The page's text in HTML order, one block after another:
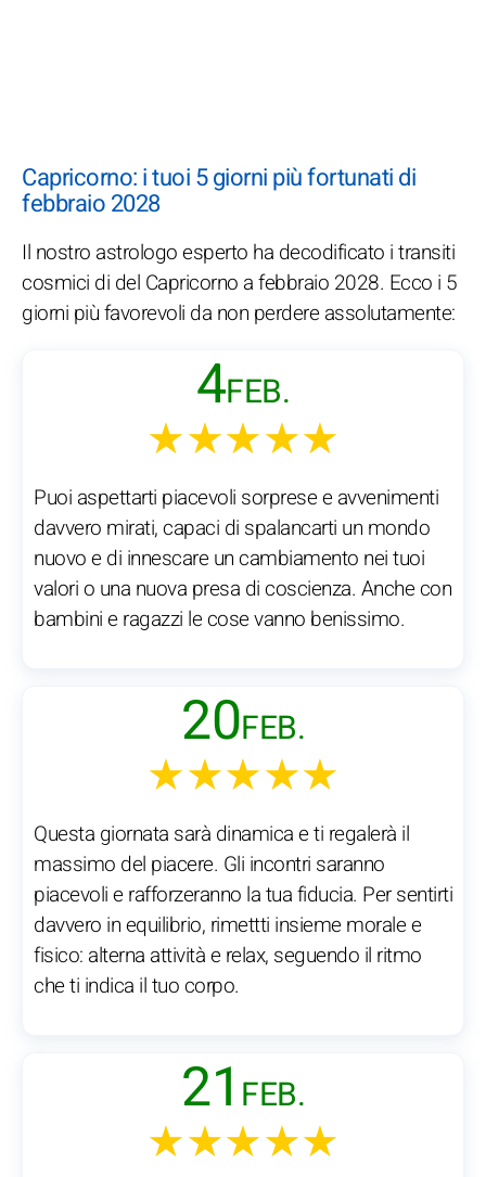
Capricorno: i tuoi 5 giorni più fortunati di
febbraio 2028
Il nostro astrologo esperto ha decodificato i transiti
cosmici di del Capricorno a febbraio 2028. Ecco i 5
giorni più favorevoli da non perdere assolutamente:
4FEB.
★★★★★
Puoi aspettarti piacevoli sorprese e avvenimenti
davvero mirati, capaci di spalancarti un mondo
nuovo e di innescare un cambiamento nei tuoi
valori o una nuova presa di coscienza. Anche con
bambini e ragazzi le cose vanno benissimo.
20FEB.
★★★★★
Questa giornata sarà dinamica e ti regalerà il
massimo del piacere. Gli incontri saranno
piacevoli e rafforzeranno la tua fiducia. Per sentirti
davvero in equilibrio, rimettti insieme morale e
fisico: alterna attività e relax, seguendo il ritmo
che ti indica il tuo corpo.
21 FEB.
★★★★★